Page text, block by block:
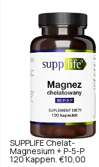
SUPPLIFE Chelat-
Magnesium + P-5-P
120 Kappen. €10,00